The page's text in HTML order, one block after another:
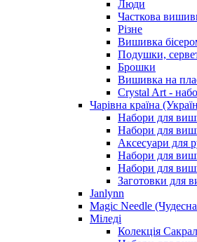
Люди
Часткова
Різне
Вишивка
Подушки,
Брошки
Вишивка на
Crystal Art -
Чарівна країна
Набори для
Набори для
Аксесуари для
Набори для
Набори для
Заготовки для
Janlynn
Magic Needle
Міледі
Колекція